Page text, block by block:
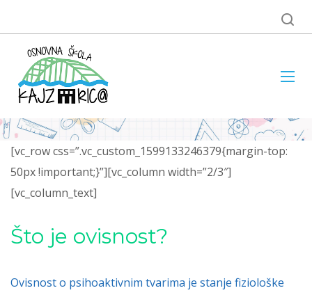
[vc_row css=”.vc_custom_1599133246379{margin-top:
50px !important;}”][vc_column width=”2/3″]
[vc_column_text]
Što je ovisnost?
Ovisnost o psihoaktivnim tvarima je stanje fiziološke